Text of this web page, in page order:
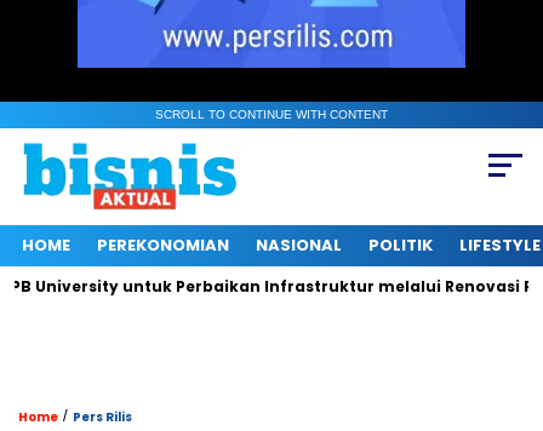
SCROLL TO CONTINUE WITH CONTENT
HOME PEREKONOMIAN NASIONAL POLITIK LIFESTYLE
University untuk Perbaikan Infrastruktur melalui Renovasi
Home / Pers Rilis